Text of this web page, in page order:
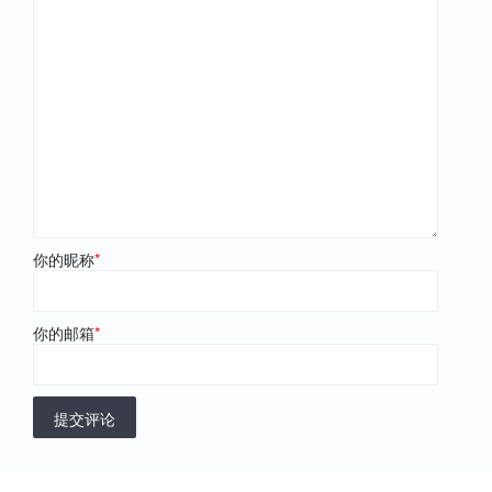
你的昵称*
你的邮箱*
提交评论